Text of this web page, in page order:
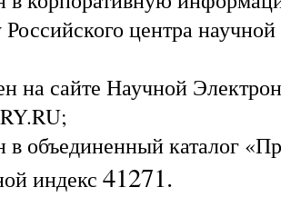
Российского центра
на сайте Научной
в объединенный каталог
индекс 41271.